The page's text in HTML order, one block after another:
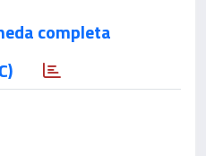
completa